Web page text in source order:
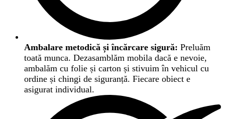
Ambalare metodică și încărcare sigură: Preluăm
toată munca. Dezasamblăm mobila dacă e nevoie,
ambalăm cu folie și carton și stivuim în vehicul cu
ordine și chingi de siguranță. Fiecare obiect e
asigurat individual.